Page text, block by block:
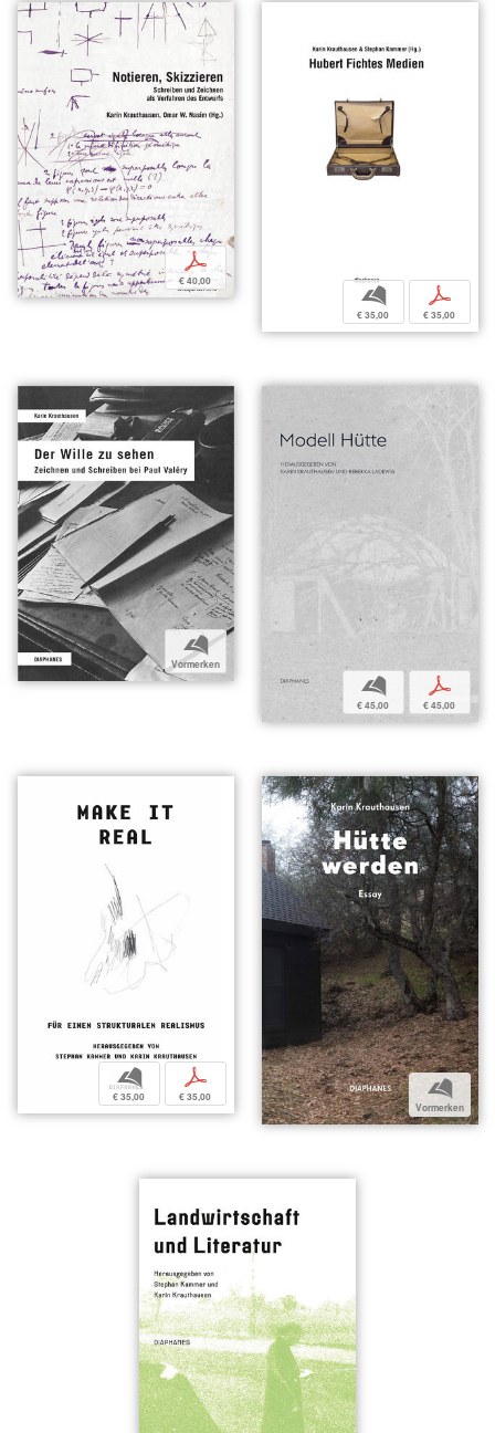
p
€ 40,00
b
€ 35,00
p
€ 35,00
b
Vormerken
b
€ 45,00
p
€ 45,00
b
€ 35,00
p
€ 35,00 b
Vormerken